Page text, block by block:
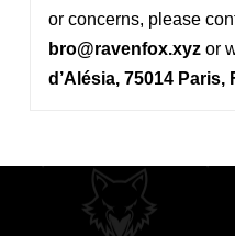
or concerns, please
bro@ravenfox.xyzor
d’Alésia, 75014 Paris,